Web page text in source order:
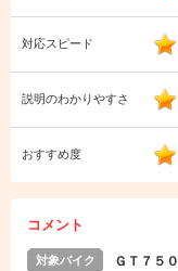
対応スピード
説明のわかりやすさ
おすすめ度
コメント
対象バイク ＧＴ７５０